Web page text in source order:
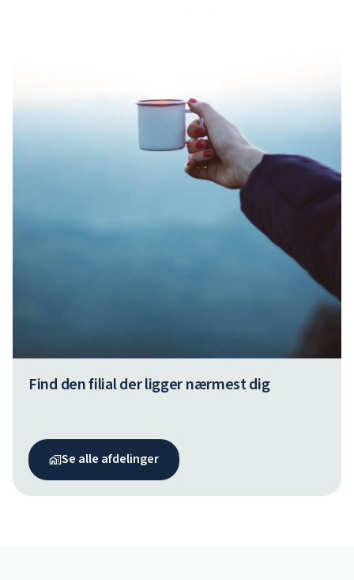
Find den filial der ligger nærmest dig
Se alle afdelinger